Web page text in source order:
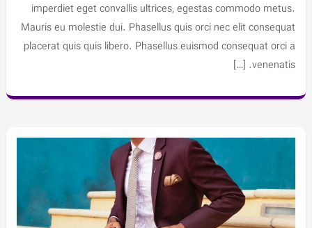
Customers
imperdiet eget convallis ultrices, egestas commodo metus.
Mauris eu molestie dui. Phasellus quis orci nec elit consequat
placerat quis quis libero. Phasellus euismod consequat orci a
venenatis. […]